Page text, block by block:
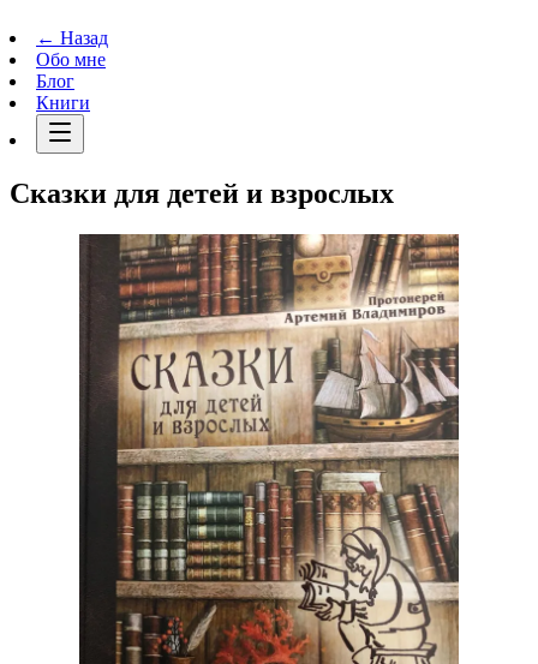
← Назад
Обо мне
Блог
Книги
Сказки для детей и взрослых